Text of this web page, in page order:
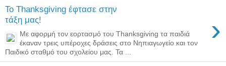
Το Thanksgiving έφτασε στην
τάξη μας!
›
Με αφορμή τον εορτασμό του Thanksgiving τα παιδιά
έκαναν τρεις υπέροχες δράσεις στο Νηπιαγωγείο και τον
Παιδικό σταθμό του σχολείου μας. Τα ...